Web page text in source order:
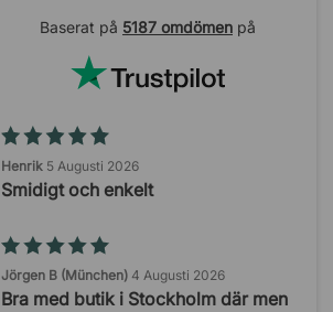
Baserat på 5187 omdömen på
Henrik 5 Augusti 2026
Smidigt och enkelt
Jörgen B (München) 4 Augusti 2026
Bra med butik i Stockholm där men